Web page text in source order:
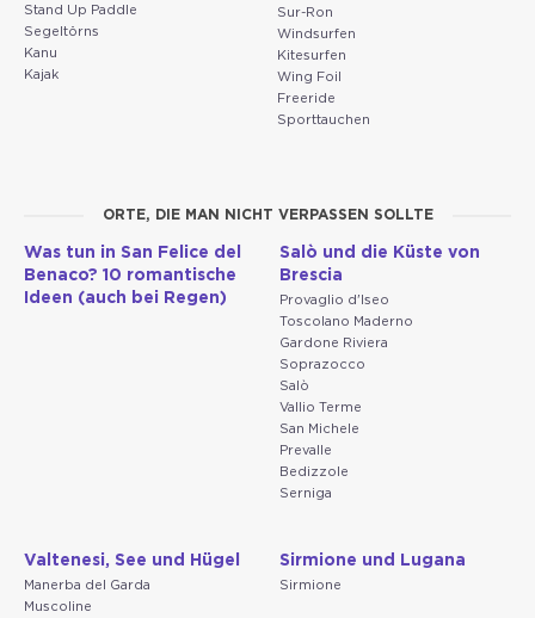
Stand Up Paddle
Segeltörns
Kanu
Kajak
Sur-Ron
Windsurfen
Kitesurfen
Wing Foil
Freeride
Sporttauchen
ORTE, DIE MAN NICHT VERPASSEN SOLLTE
Was tun in San Felice del
Benaco? 10 romantische
Ideen (auch bei Regen)
Salò und die Küste von
Brescia
Provaglio d'Iseo
Toscolano Maderno
Gardone Riviera
Soprazocco
Salò
Vallio Terme
San Michele
Prevalle
Bedizzole
Serniga
Valtenesi, See und Hügel
Manerba del Garda
Muscoline
Sirmione und Lugana
Sirmione